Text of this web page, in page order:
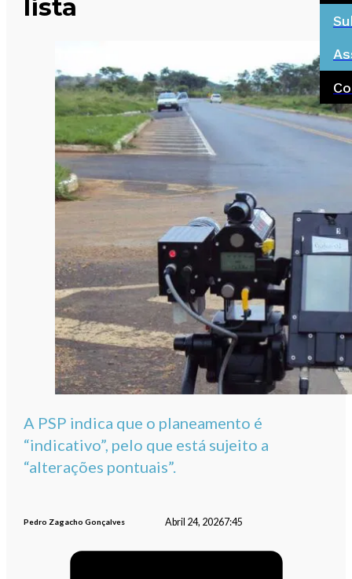
lista
A PSP indica que o planeamento é
“indicativo”, pelo que está sujeito a
“alterações pontuais”.
Pedro Zagacho Gonçalves Abril 24, 20267:45